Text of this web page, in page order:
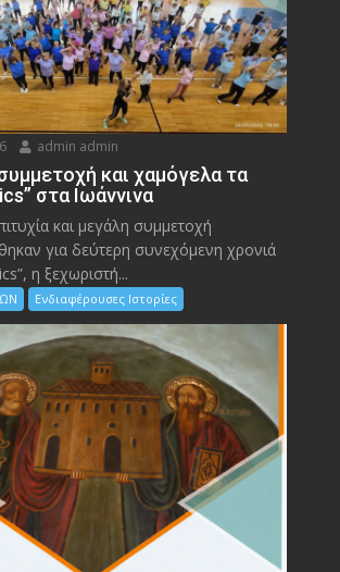
admin admin
και χαμόγελα τα
στα Ιωάννινα
και μεγάλη συμμετοχή
για δεύτερη συνεχόμενη χρονιά
η ξεχωριστή...
Ενδιαφέρουσες Ιστορίες